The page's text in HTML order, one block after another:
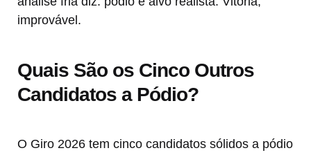
improvável.
Quais São os Cinco Outros
Candidatos a Pódio?
O Giro 2026 tem cinco candidatos sólidos a pódio